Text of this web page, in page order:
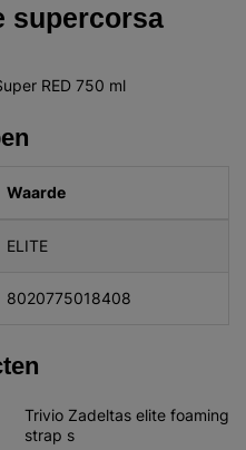
supercorsa
RED 750 ml
Waarde
ELITE
8020775018408
Trivio Zadeltas elite foaming
strap s